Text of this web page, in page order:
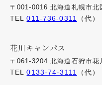
〒001-0016 北海道札幌市北
TEL011-736-0311 （代）
花川キャンパス
〒061-3204 北海道石狩市花
TEL0133-74-3111 （代）